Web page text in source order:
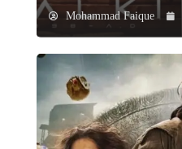
Mohammad Faique